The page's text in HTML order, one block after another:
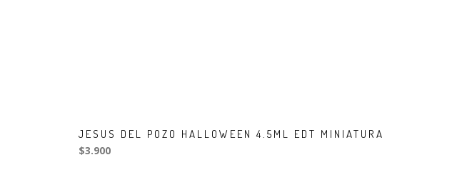
JESUS DEL POZO HALLOWEEN 4.5ML EDT MINIATURA
$3.900